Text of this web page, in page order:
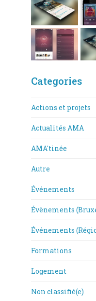
Categories
Actions et projets
Actualités AMA
AMA'tinée
Autre
Événements
Évènements
Événements
Formations
Logement
Non classifié(e)